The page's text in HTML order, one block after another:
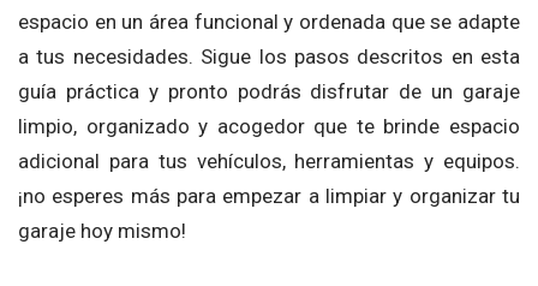
espacio en un área funcional y ordenada que se adapte
a tus necesidades. Sigue los pasos descritos en esta
guía práctica y pronto podrás disfrutar de un garaje
limpio, organizado y acogedor que te brinde espacio
adicional para tus vehículos, herramientas y equipos.
¡no esperes más para empezar a limpiar y organizar tu
garaje hoy mismo!